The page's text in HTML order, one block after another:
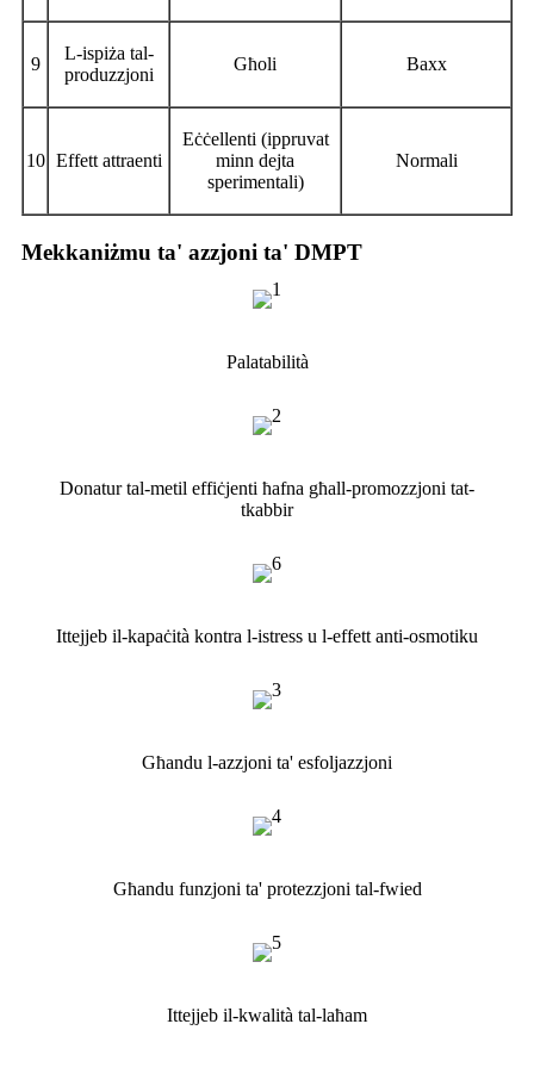
9
L-ispiża tal-
produzzjoni
Għoli Baxx
10 Effett attraenti
Eċċellenti (ippruvat
minn dejta
sperimentali)
Normali
Mekkaniżmu ta' azzjoni ta' DMPT
Palatabilità
Donatur tal-metil effiċjenti ħafna għall-promozzjoni tat-
tkabbir
Ittejjeb il-kapaċità kontra l-istress u l-effett anti-osmotiku
Għandu l-azzjoni ta' esfoljazzjoni
Għandu funzjoni ta' protezzjoni tal-fwied
Ittejjeb il-kwalità tal-laħam